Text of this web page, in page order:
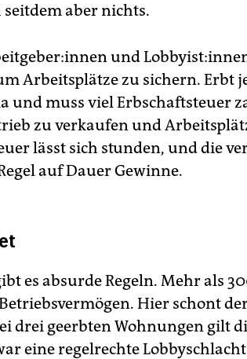
seitdem aber nichts.
und
Arbeitsplätze zu sichern. Erbt
und muss viel Erbschaftsteuer
zu verkaufen und
lässt sich stunden, und die
auf Dauer Gewinne.
es absurde Regeln. Mehr als
Hier schont
drei geerbten Wohnungen gilt
eine regelrechte